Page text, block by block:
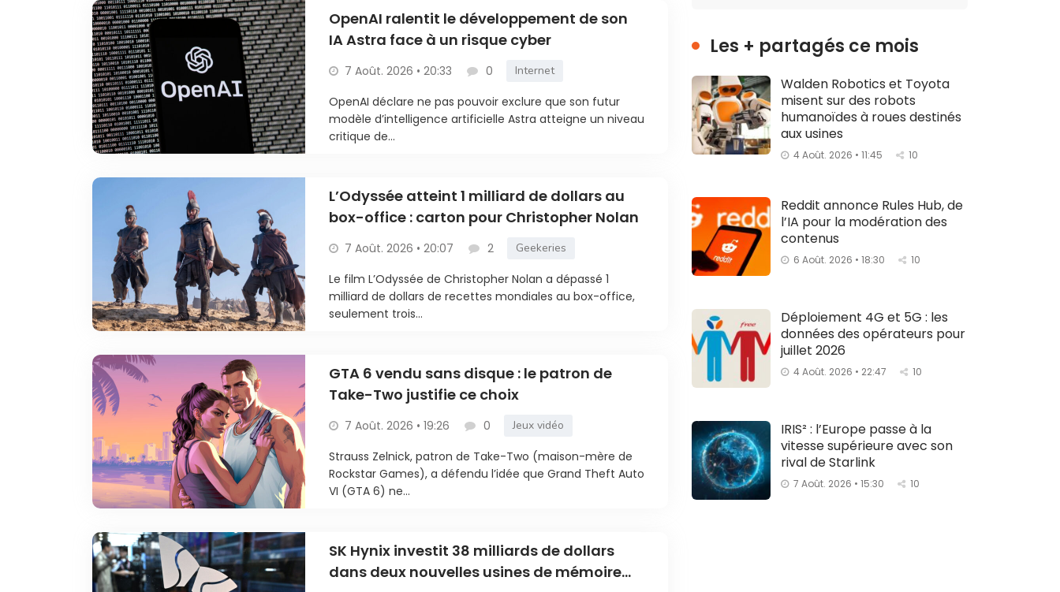
OpenAI ralentit le développement de son
IA Astra face à un risque cyber
7 Août. 2026 • 20:33 0 Internet
OpenAI déclare ne pas pouvoir exclure que son futur
modèle d’intelligence artificielle Astra atteigne un niveau
critique de...
L’Odyssée atteint 1 milliard de dollars au
box-office : carton pour Christopher Nolan
7 Août. 2026 • 20:07 2 Geekeries
Le film L’Odyssée de Christopher Nolan a dépassé 1
milliard de dollars de recettes mondiales au box-office,
seulement trois...
GTA 6 vendu sans disque : le patron de
Take-Two justifie ce choix
7 Août. 2026 • 19:26 0 Jeux vidéo
Strauss Zelnick, patron de Take-Two (maison-mère de
Rockstar Games), a défendu l’idée que Grand Theft Auto
VI (GTA 6) ne...
SK Hynix investit 38 milliards de dollars
dans deux nouvelles usines de mémoire
Les + partagés ce mois
Walden Robotics et Toyota
misent sur des robots
humanoïdes à roues destinés
aux usines
4 Août. 2026 • 11:45 10
Reddit annonce Rules Hub, de
l’IA pour la modération des
contenus
6 Août. 2026 • 18:30 10
Déploiement 4G et 5G : les
données des opérateurs pour
juillet 2026
4 Août. 2026 • 22:47 10
IRIS² : l’Europe passe à la
vitesse supérieure avec son
rival de Starlink
7 Août. 2026 • 15:30 10